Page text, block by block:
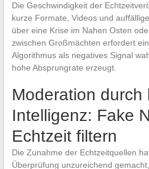
Die Geschwindigkeit der
kurze Formate, Videos und
über eine Krise im Nahen Osten
zwischen Großmächten erfordert
Algorithmus als negatives Signal
hohe Absprungrate erzeugt.
Moderation durch
Intelligenz: Fake
Echtzeit filtern
Die Zunahme der Echtzeitquellen
Überprüfung unzureichend